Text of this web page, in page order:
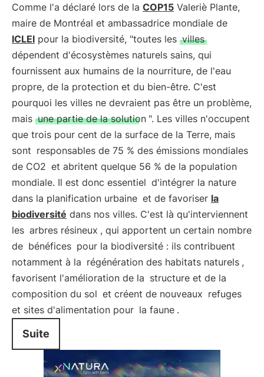
Comme l'a déclaré lors de la COP15 Valeriè Plante,
maire de Montréal et ambassadrice mondiale de
ICLEI pour la biodiversité, "toutes les villes
dépendent d'écosystèmes naturels sains, qui
fournissent aux humains de la nourriture, de l'eau
propre, de la protection et du bien-être. C'est
pourquoi les villes ne devraient pas être un problème,
mais une partie de la solution ". Les villes n'occupent
que trois pour cent de la surface de la Terre, mais
sont responsables de 75 % des émissions mondiales
de CO2 et abritent quelque 56 % de la population
mondiale. Il est donc essentiel d'intégrer la nature
dans la planification urbaine et de favoriser la
biodiversité dans nos villes. C'est là qu'interviennent
les arbres résineux , qui apportent un certain nombre
de bénéfices pour la biodiversité : ils contribuent
notamment à la régénération des habitats naturels ,
favorisent l'amélioration de la structure et de la
composition du sol et créent de nouveaux refuges
et sites d'alimentation pour la faune .
Suite